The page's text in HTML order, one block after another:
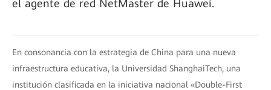
el agente de red NetMaster de Huawei.
En consonancia con la estrategia de China para una nueva
infraestructura educativa, la Universidad ShanghaiTech, una
institución clasificada en la iniciativa nacional «Double-First